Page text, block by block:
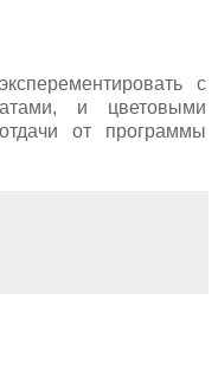
с
и цветовыми
от программы